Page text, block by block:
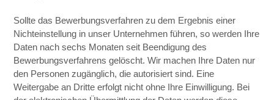
Sollte das Bewerbungsverfahren zu dem Ergebnis einer
Nichteinstellung in unser Unternehmen führen, so werden Ihre
Daten nach sechs Monaten seit Beendigung des
Bewerbungsverfahrens gelöscht. Wir machen Ihre Daten nur
den Personen zugänglich, die autorisiert sind. Eine
Weitergabe an Dritte erfolgt nicht ohne Ihre Einwilligung. Bei